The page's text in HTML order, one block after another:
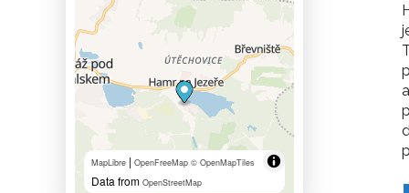
MapLibre | OpenFreeMap © OpenMapTiles
Data from OpenStreetMap